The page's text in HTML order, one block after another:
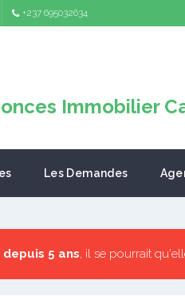
+237 695032634
Les Demandes
depuis 5 ans, il se pourrait